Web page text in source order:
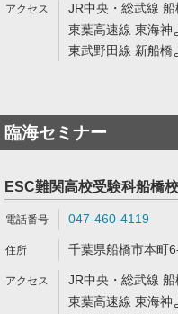
JR中央・総武線
東葉高速線 東海神
東武野田線 新船橋
臨海セミナー
ESC難関高校受験科船橋校
047-460-4119
千葉県船橋市本町
JR中央・総武線
東葉高速線 東海神